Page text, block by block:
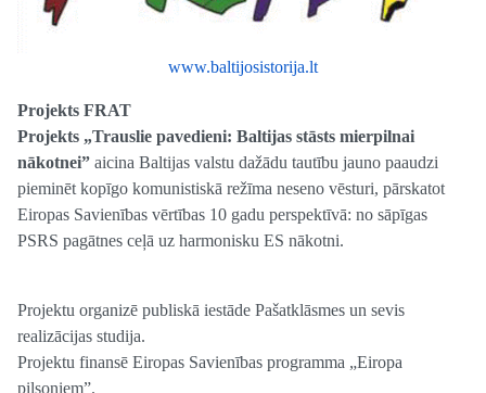
www.baltijosistorija.lt
Projekts FRAT
Projekts „Trauslie pavedieni: Baltijas stāsts mierpilnai
nākotnei” aicina Baltijas valstu dažādu tautību jauno paaudzi
pieminēt kopīgo komunistiskā režīma neseno vēsturi, pārskatot
Eiropas Savienības vērtības 10 gadu perspektīvā: no sāpīgas
PSRS pagātnes ceļā uz harmonisku ES nākotni.
Projektu organizē publiskā iestāde Pašatklāsmes un sevis
realizācijas studija.
Projektu finansē Eiropas Savienības programma „Eiropa
pilsoņiem”.